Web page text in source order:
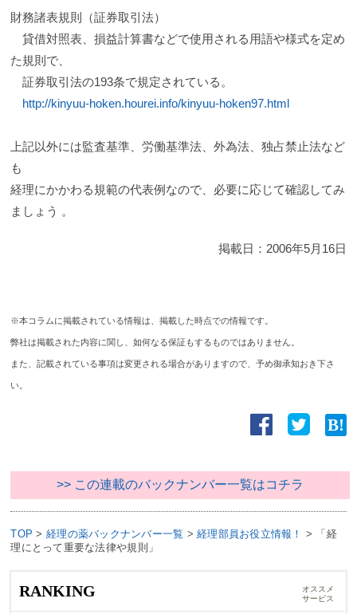
財務諸表規則（証券取引法）
貸借対照表、損益計算書などで使用される用語や様式を定め
た規則で、
証券取引法の193条で規定されている。
http://kinyuu-hoken.hourei.info/kinyuu-hoken97.html
上記以外には監査基準、労働基準法、外為法、独占禁止法など
も
経理にかかわる規範の代表例なので、必要に応じて確認してみ
ましょう 。
掲載日： 2006年5月16日
※本コラムに掲載されている情報は、掲載した時点での情報です。
弊社は掲載された内容に関し、如何なる保証もするものではありません。
また、記載されている事項は変更される場合がありますので、予め御承知おき下さ
い。
>> この連載のバックナンバー一覧はコチラ
TOP > 経理の薬バックナンバー一覧 >経理部員お役立情報！ >
「経
理にとって重要な法律や規則」
RANKING
オススメ
サービス